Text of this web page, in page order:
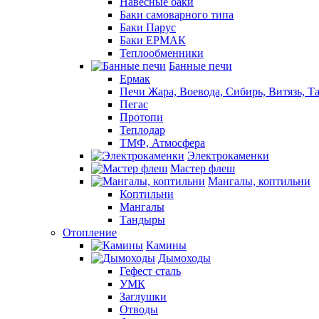
Баки самоварного типа
Баки Парус
Баки ЕРМАК
Теплообменники
Банные печи
Ермак
Печи Жара, Воевода, Сибирь, Витязь,
Пегас
Протопи
Теплодар
ТМФ, Атмосфера
Электрокаменки
Мастер флеш
Мангалы, коптильни
Коптильни
Мангалы
Тандыры
Отопление
Камины
Дымоходы
Гефест сталь
УМК
Заглушки
Отводы